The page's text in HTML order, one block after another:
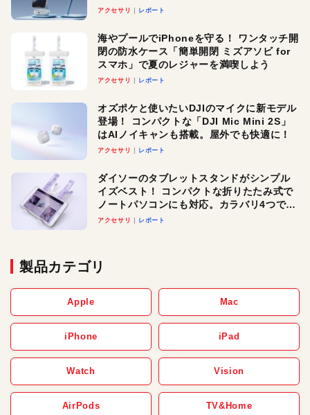
ースでおしゃれに充電したい人にオスス
アクセサリ レポート
海やプールでiPhoneを守る！ ワンタッチ開
閉の防水ケース「簡単開閉 ミズアソビ for
スマホ」で夏のレジャーを満喫しよう
アクセサリ レポート
オズポケと使いたいDJIのマイクに新モデル
登場！ コンパクトな「DJI Mic Mini 2S」
はAIノイキャンも搭載。屋外でも快適に！
アクセサリ レポート
ダイソーのタブレットスタンドがシンプル
イズベスト！ コンパクトな折りたたみ式で
ノートパソコンにも対応。カラバリ4つで選
べる楽しさも
アクセサリ レポート
製品カテゴリ
Apple Mac
iPhone iPad
Watch Vision
AirPods TV&Home